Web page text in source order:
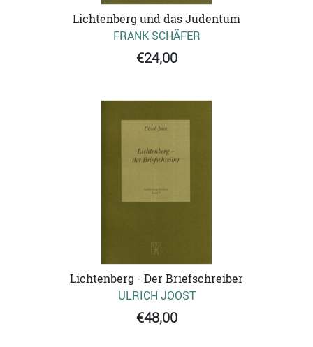
Lichtenberg und das Judentum
FRANK SCHÄFER
€24,00
Lichtenberg - Der Briefschreiber
ULRICH JOOST
€48,00